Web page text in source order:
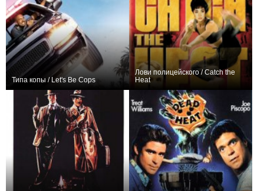
Типа копы / Let's Be Cops
Лови полицейского / Catch the
Heat